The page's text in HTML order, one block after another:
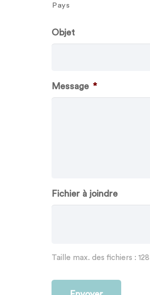
Pays
Objet
Message *
Fichier à joindre
Taille max. des fichiers :